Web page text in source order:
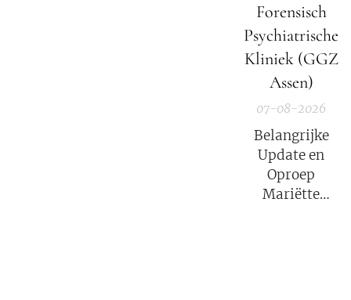
Forensisch
Psychiatrische
Kliniek (GGZ
Assen)
07-08-2026
Belangrijke
Update en
Oproep
Mariëtte